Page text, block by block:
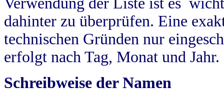
dahinter zu überprüfen. Eine
technischen Gründen nur
erfolgt nach Tag, Monat und Jahr.
Schreibweise der Namen